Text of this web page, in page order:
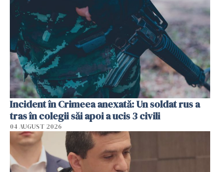
Incident în Crimeea anexată: Un soldat rus a
tras în colegii săi apoi a ucis 3 civili
04 AUGUST 2026